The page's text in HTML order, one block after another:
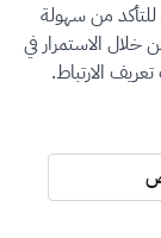
من سهولة
الاستمرار في
الارتباط.